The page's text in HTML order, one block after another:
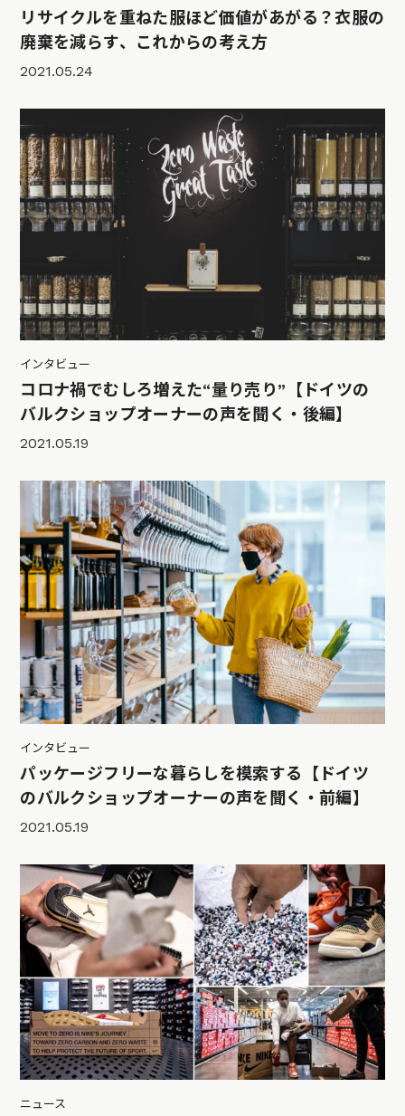
リサイクルを重ねた服ほど価値があがる？衣服の
廃棄を減らす、これからの考え方
2021.05.24
インタビュー
コロナ禍でむしろ増えた“量り売り”【ドイツの
バルクショップオーナーの声を聞く・後編】
2021.05.19
インタビュー
パッケージフリーな暮らしを模索する【ドイツ
のバルクショップオーナーの声を聞く・前編】
2021.05.19
ニュース